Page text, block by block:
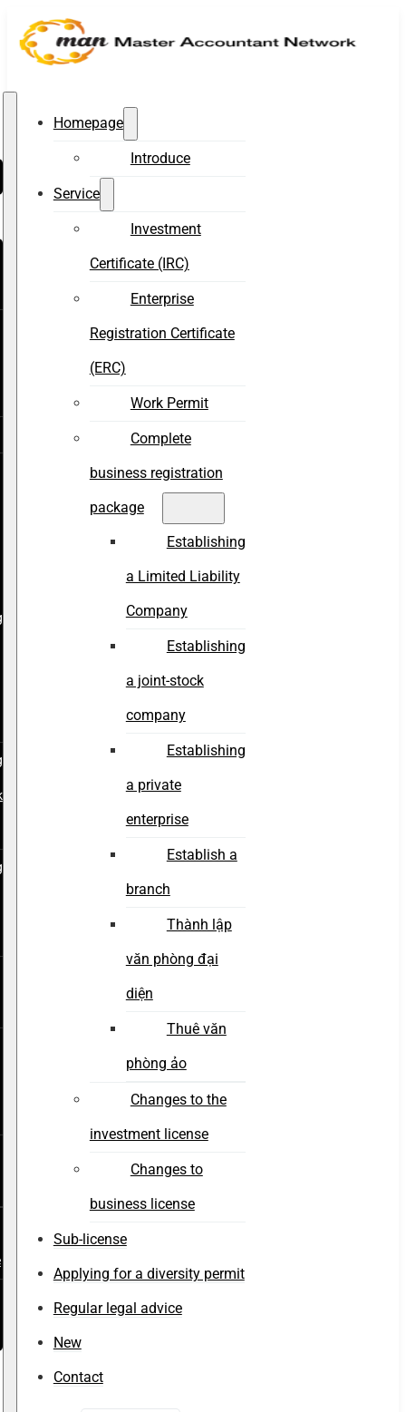
Homepage
Introduce
Service
Investment
Certificate (IRC)
Enterprise
Registration Certificate
(ERC)
Work Permit
Complete
business registration
package
Establishing
a Limited Liability
Company
Establishing
a joint-stock
company
Establishing
a private
enterprise
Establish a
branch
Thành lập
văn phòng đại
diện
Thuê văn
phòng ảo
Changes to the
investment license
Changes to
business license
Sub-license
Applying for a diversity permit
Regular legal advice
New
Contact